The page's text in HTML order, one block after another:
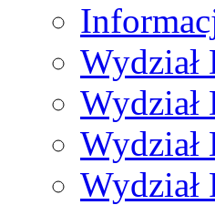
Wydział
Wydział
Wydział
Wydział